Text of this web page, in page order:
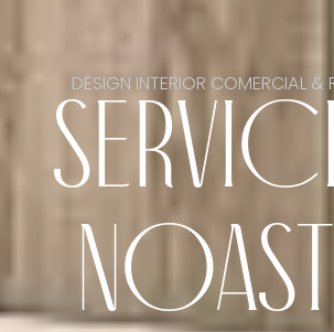
DESIGN INTERIOR COMERCIAL &